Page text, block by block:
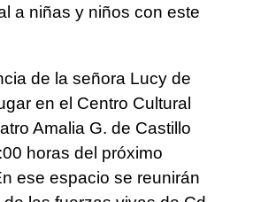
a niñas y niños con este
de la señora Lucy de
en el Centro Cultural
Amalia G. de Castillo
horas del próximo
ese espacio se reunirán